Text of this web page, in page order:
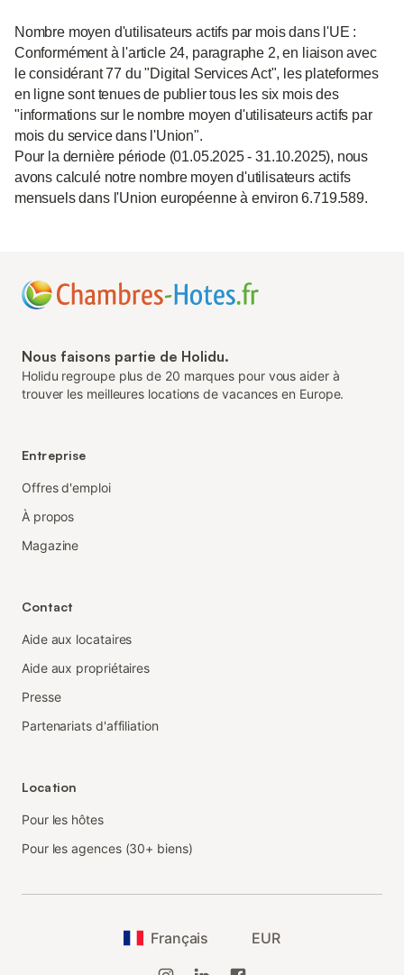
Nombre moyen d'utilisateurs actifs par mois dans l'UE :
Conformément à l'article 24, paragraphe 2, en liaison avec
le considérant 77 du "Digital Services Act", les plateformes
en ligne sont tenues de publier tous les six mois des
"informations sur le nombre moyen d'utilisateurs actifs par
mois du service dans l'Union".
Pour la dernière période (01.05.2025 - 31.10.2025), nous
avons calculé notre nombre moyen d'utilisateurs actifs
mensuels dans l'Union européenne à environ 6.719.589.
Nous faisons partie de Holidu.
Holidu regroupe plus de 20 marques pour vous aider à
trouver les meilleures locations de vacances en Europe.
Entreprise
Offres d'emploi
À propos
Magazine
Contact
Aide aux locataires
Aide aux propriétaires
Presse
Partenariats d'affiliation
Location
Pour les hôtes
Pour les agences (30+ biens)
Français EUR